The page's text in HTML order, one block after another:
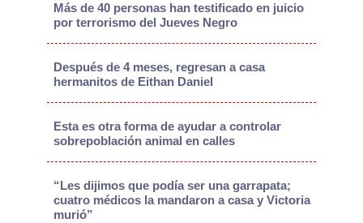
Más de 40 personas han testificado en juicio
por terrorismo del Jueves Negro
Después de 4 meses, regresan a casa
hermanitos de Eithan Daniel
Esta es otra forma de ayudar a controlar
sobrepoblación animal en calles
“Les dijimos que podía ser una garrapata;
cuatro médicos la mandaron a casa y Victoria
murió”